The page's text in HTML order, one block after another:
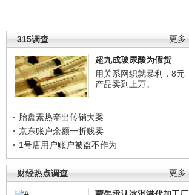
更多
315调查
超九成玻尿酸为假货
用关系网织就暴利，8元
产品卖到上万。
胎盘素热牵出传销大案
京东账户余额一折贱卖
1号店用户账户被盗不作为
更多
财经热点调查